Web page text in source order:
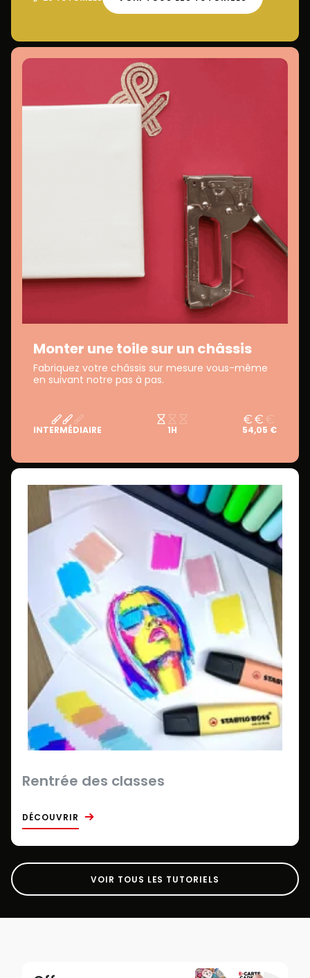
Monter une toile sur un châssis
Fabriquez votre châssis sur mesure vous-même
en suivant notre pas à pas.
INTERMÉDIAIRE 1H 54,05 €
Rentrée des classes
DÉCOUVRIR
VOIR TOUS LES TUTORIELS